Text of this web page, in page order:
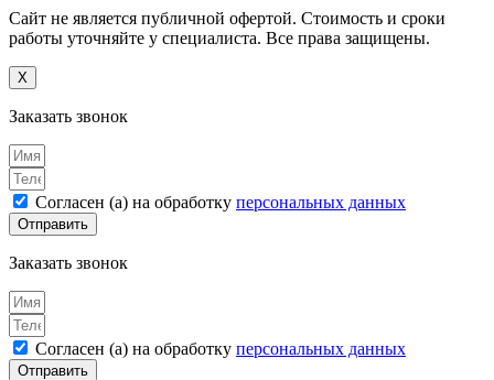
Сайт не является публичной офертой. Стоимость и сроки
работы уточняйте у специалиста. Все права защищены.
X
Заказать звонок
Согласен (а) на обработку персональных данных
Отправить
Заказать звонок
Согласен (а) на обработку персональных данных
Отправить